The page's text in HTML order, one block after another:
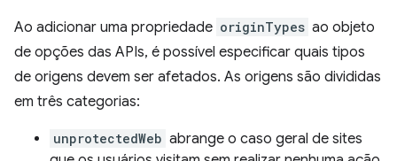
Ao adicionar uma propriedade originTypes ao objeto
de opções das APIs, é possível especificar quais tipos
de origens devem ser afetados. As origens são divididas
em três categorias:
unprotectedWeb abrange o caso geral de sites